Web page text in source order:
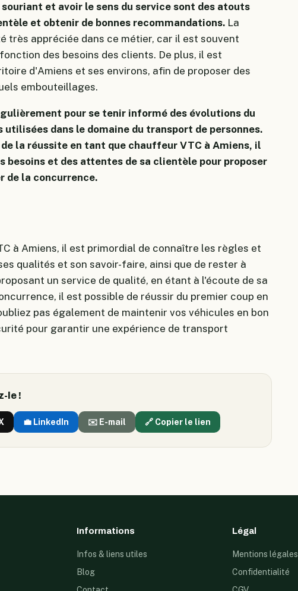
et avoir le sens du service sont des atouts
et obtenir de bonnes recommandations. La
très appréciée dans ce métier, car il est souvent
des besoins des clients. De plus, il est
d'Amiens et ses environs, afin de proposer des
embouteillages.
pour se tenir informé des évolutions du
dans le domaine du transport de personnes.
la réussite en tant que chauffeur VTC à Amiens, il
besoins et des attentes de sa clientèle pour proposer
de la concurrence.
à Amiens, il est primordial de connaître les règles et
qualités et son savoir-faire, ainsi que de rester à
un service de qualité, en étant à l'écoute de sa
il est possible de réussir du premier coup en
pas également de maintenir vos véhicules en bon
pour garantir une expérience de transport
le !
💼 LinkedIn ✉️ E-mail 🔗 Copier le lien
Informations
Infos & liens utiles
Blog
Légal
Mentions légales
Confidentialité